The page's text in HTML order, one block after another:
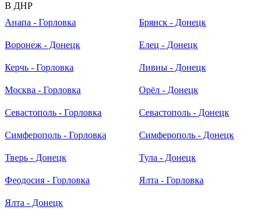
В ДНР
Анапа - Горловка
Брянск - Донецк
Воронеж - Донецк Елец - Донецк
Керчь - Горловка Ливны - Донецк
Москва - Горловка Орёл - Донецк
Севастополь - Горловка Севастополь - Донецк
Симферополь - Горловка Симферополь - Донецк
Тверь - Донецк Тула - Донецк
Феодосия - Горловка Ялта - Горловка
Ялта - Донецк